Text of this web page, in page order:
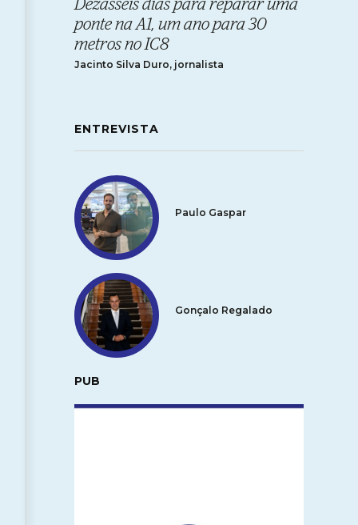
Dezasseis dias para reparar uma
ponte na A1, um ano para 30
metros no IC8
Jacinto Silva Duro, jornalista
ENTREVISTA
Paulo Gaspar
Gonçalo Regalado
PUB